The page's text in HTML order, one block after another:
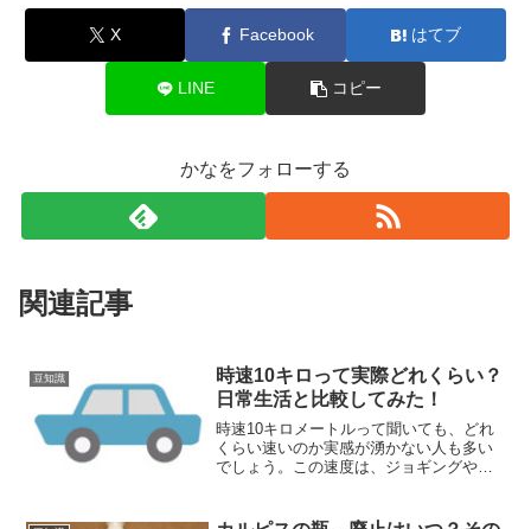
X Facebook はてブ
LINE コピー
かなをフォローする
関連記事
豆知識
時速10キロって実際どれくらい？
日常生活と比較してみた！
時速10キロメートルって聞いても、どれ
くらい速いのか実感が湧かない人も多い
でしょう。この速度は、ジョギングや早
時速10キロメートルの速度感を、日常生